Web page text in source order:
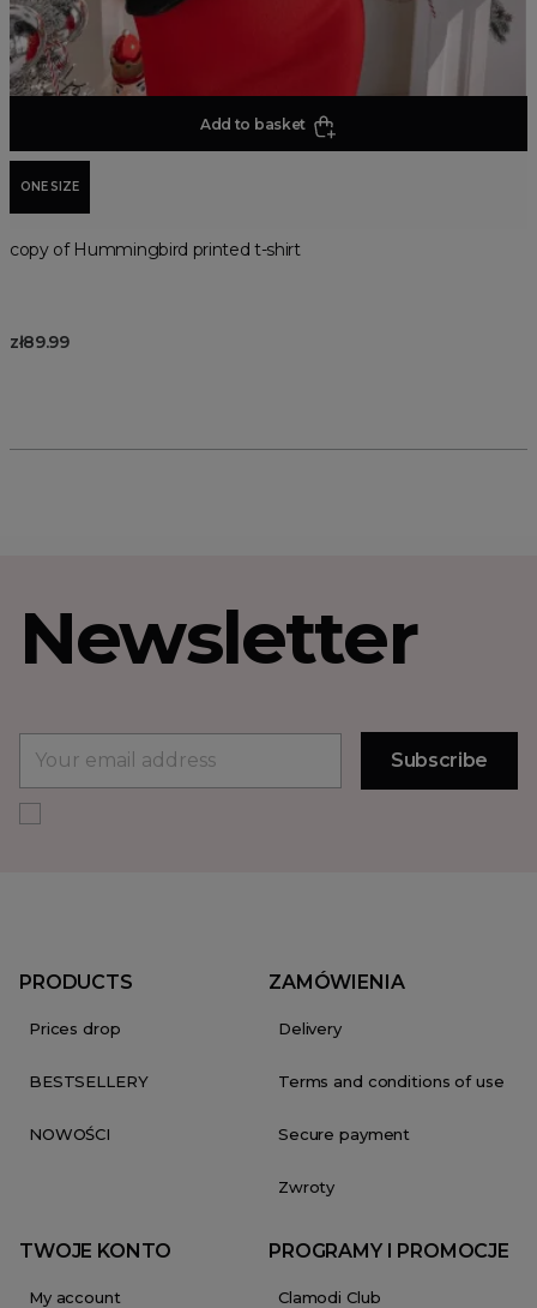
Add to basket
ONE SIZE
copy of Hummingbird printed t-shirt
zł89.99
Newsletter
PRODUCTS
Prices drop
BESTSELLERY
NOWOŚCI
ZAMÓWIENIA
Delivery
Terms and conditions of use
Secure payment
Zwroty
TWOJE KONTO
My account
PROGRAMY I PROMOCJE
Clamodi Club